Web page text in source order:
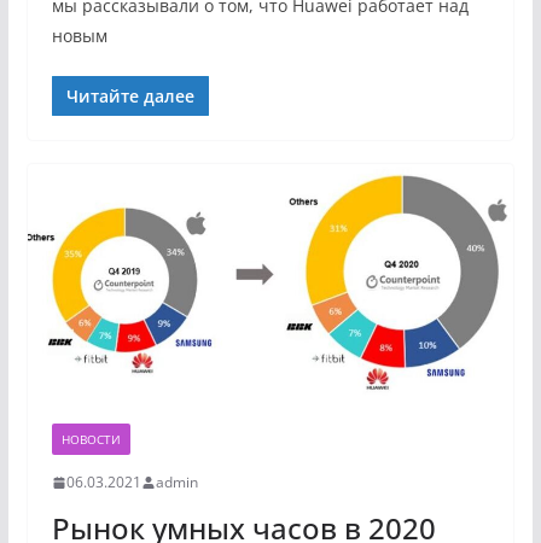
мы рассказывали о том, что Huawei работает над
новым
Читайте далее
НОВОСТИ
06.03.2021 admin
Рынок умных часов в 2020